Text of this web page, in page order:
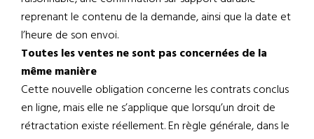
reprenant le contenu de la demande, ainsi que la date et
l’heure de son envoi.
Toutes les ventes ne sont pas concernées de la
même manière
Cette nouvelle obligation concerne les contrats conclus
en ligne, mais elle ne s’applique que lorsqu’un droit de
rétractation existe réellement. En règle générale, dans le